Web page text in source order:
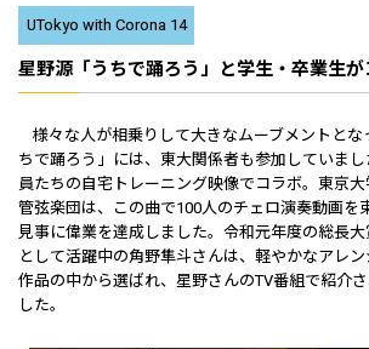
UTokyo with Corona 14
星野源「うちで踊ろう」と学生・卒業生が
様々な人が相乗りして大きなムーブメントとな
ちで踊ろう」には、東大関係者も参加していま
員たちの自宅トレーニング映像でコラボ。東京
管弦楽団は、この曲で100人のチェロ演奏動画を
見事に偉業を達成しました。令和元年度の総長
として活躍中の角野隼斗さんは、軽やかなアレ
作品の中から選ばれ、星野さんのTV番組で紹介
した。